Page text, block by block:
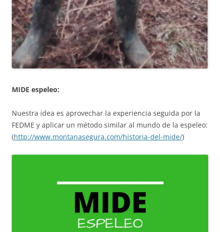
MIDE espeleo:
Nuestra idea es aprovechar la experiencia seguida por la
FEDME y aplicar un método similar al mundo de la espeleo:
(http://www.montanasegura.com/historia-del-mide/)